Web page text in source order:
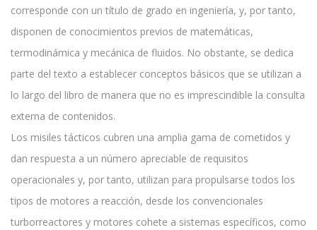
corresponde con un título de grado en ingeniería, y, por tanto,
disponen de conocimientos previos de matemáticas,
termodinámica y mecánica de fluidos. No obstante, se dedica
parte del texto a establecer conceptos básicos que se utilizan a
lo largo del libro de manera que no es imprescindible la consulta
externa de contenidos.
Los misiles tácticos cubren una amplia gama de cometidos y
dan respuesta a un número apreciable de requisitos
operacionales y, por tanto, utilizan para propulsarse todos los
tipos de motores a reacción, desde los convencionales
turborreactores y motores cohete a sistemas específicos, como